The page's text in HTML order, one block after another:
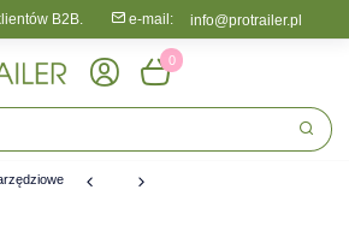
B2B. e-mail: info@protrailer.pl
0